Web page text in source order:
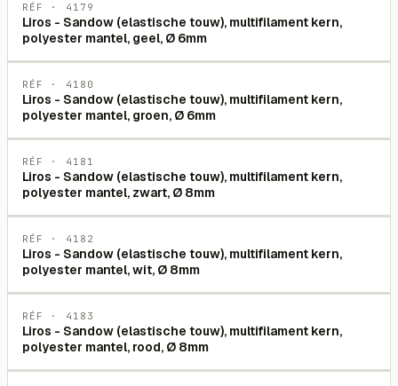
RÉF · 4179
Liros - Sandow (elastische touw), multifilament kern,
polyester mantel, geel, Ø 6mm
RÉF · 4180
Liros - Sandow (elastische touw), multifilament kern,
polyester mantel, groen, Ø 6mm
RÉF · 4181
Liros - Sandow (elastische touw), multifilament kern,
polyester mantel, zwart, Ø 8mm
RÉF · 4182
Liros - Sandow (elastische touw), multifilament kern,
polyester mantel, wit, Ø 8mm
RÉF · 4183
Liros - Sandow (elastische touw), multifilament kern,
polyester mantel, rood, Ø 8mm